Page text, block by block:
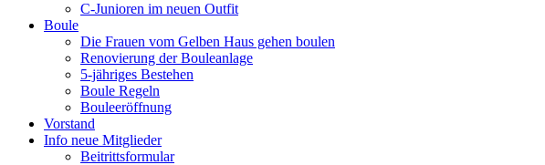
C-Junioren im neuen Outfit
Boule
Die Frauen vom Gelben Haus gehen boulen
Renovierung der Bouleanlage
5-jähriges Bestehen
Boule Regeln
Bouleeröffnung
Vorstand
Info neue Mitglieder
Beitrittsformular